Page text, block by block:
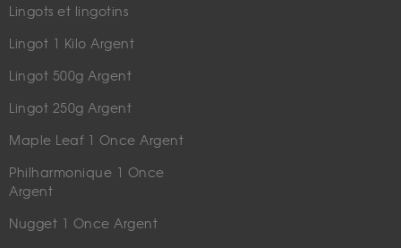
Lingots et lingotins
Lingot 1 Kilo Argent
Lingot 500g Argent
Lingot 250g Argent
Maple Leaf 1 Once Argent
Philharmonique 1 Once
Argent
Nugget 1 Once Argent